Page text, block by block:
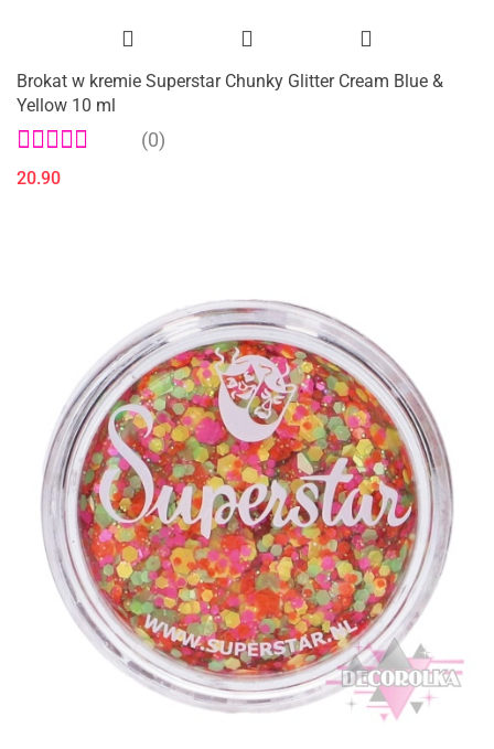
Brokat w kremie Superstar Chunky Glitter Cream Blue &
Yellow 10 ml
(0)
20.90